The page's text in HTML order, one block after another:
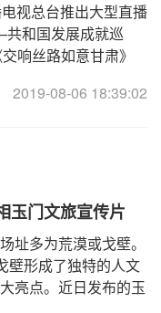
视总台推出大型直播
和国发展成就巡
响丝路如意甘肃》
2019-08-06 18:39:02
玉门文旅宣传片
址多为荒漠或戈壁。
壁形成了独特的人文
亮点。近日发布的玉